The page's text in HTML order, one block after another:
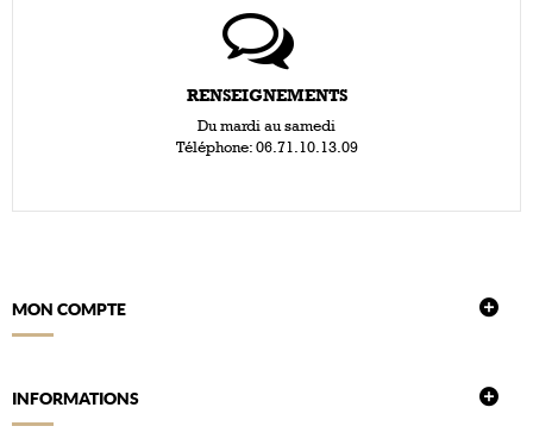
RENSEIGNEMENTS
Du mardi au samedi
Téléphone: 06.71.10.13.09
MON COMPTE
INFORMATIONS